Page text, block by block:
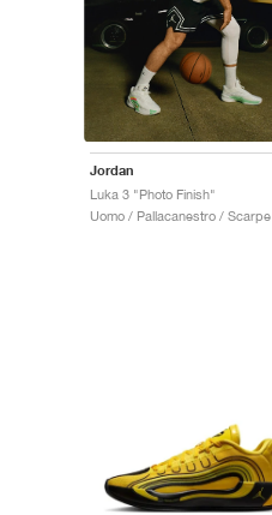
Jordan
Luka 3 "Photo Finish"
Uomo / Pallacanestro / Scarpe